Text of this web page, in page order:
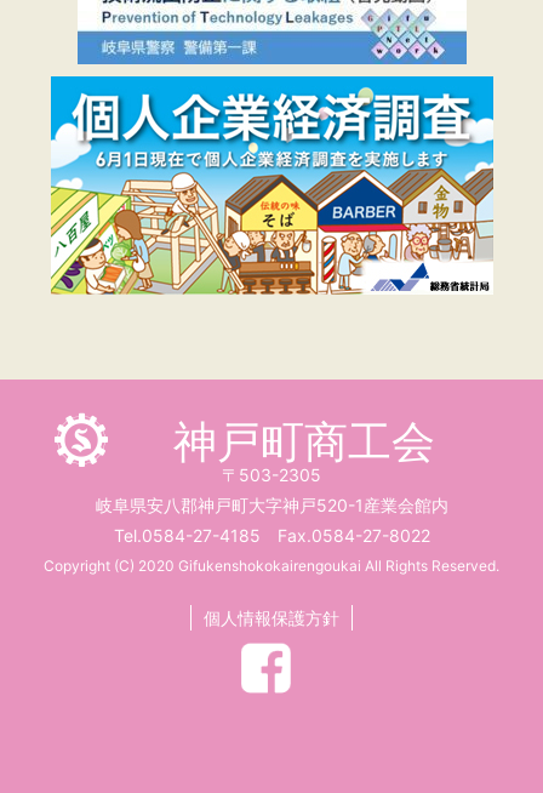
神戸町商工会
〒503-2305
岐阜県安八郡神戸町大字神戸520-1産業会館内
Tel.0584-27-4185 Fax.0584-27-8022
Copyright (C) 2020 Gifukenshokokairengoukai All Rights Reserved.
個人情報保護方針